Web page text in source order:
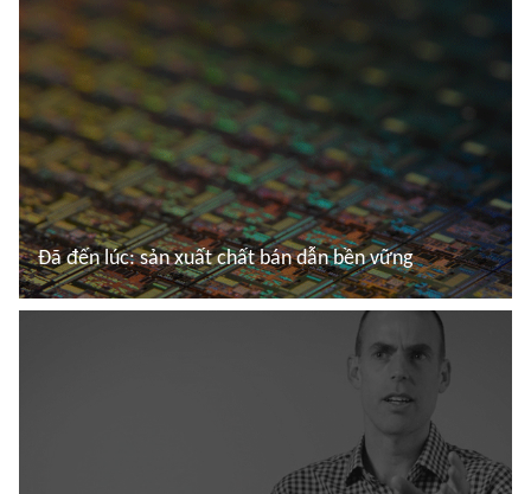
Đã đến lúc: sản xuất chất bán dẫn bền vững